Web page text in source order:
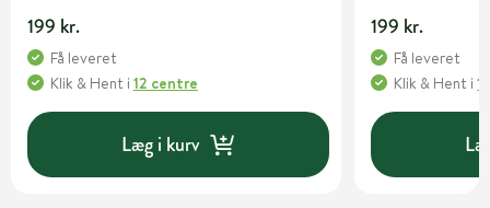
199 kr.
Få leveret
Klik & Hent i 12 centre
Læg i kurv
199 kr.
Få leveret
Klik & Hent i